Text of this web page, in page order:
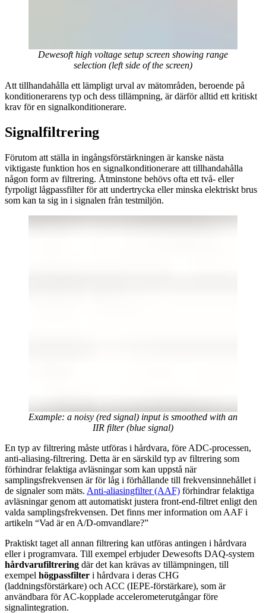
Dewesoft high voltage setup screen showing range
selection (left side of the screen)
Att tillhandahålla ett lämpligt urval av mätområden, beroende på
konditionerarens typ och dess tillämpning, är därför alltid ett kritiskt
krav för en signalkonditionerare.
Signalfiltrering
Förutom att ställa in ingångsförstärkningen är kanske nästa
viktigaste funktion hos en signalkonditionerare att tillhandahålla
någon form av filtrering. Åtminstone behövs ofta ett två- eller
fyrpoligt lågpassfilter för att undertrycka eller minska elektriskt brus
som kan ta sig in i signalen från testmiljön.
Example: a noisy (red signal) input is smoothed with an
IIR filter (blue signal)
En typ av filtrering måste utföras i hårdvara, före ADC-processen,
anti-aliasing-filtrering. Detta är en särskild typ av filtrering som
förhindrar felaktiga avläsningar som kan uppstå när
samplingsfrekvensen är för låg i förhållande till frekvensinnehållet i
de signaler som mäts. Anti-aliasingfilter (AAF) förhindrar felaktiga
avläsningar genom att automatiskt justera front-end-filtret enligt den
valda samplingsfrekvensen. Det finns mer information om AAF i
artikeln “Vad är en A/D-omvandlare?”
Praktiskt taget all annan filtrering kan utföras antingen i hårdvara
eller i programvara. Till exempel erbjuder Dewesofts DAQ-system
hårdvarufiltrering där det kan krävas av tillämpningen, till
exempel högpassfilter i hårdvara i deras CHG
(laddningsförstärkare) och ACC (IEPE-förstärkare), som är
användbara för AC-kopplade accelerometerutgångar före
signalintegration.